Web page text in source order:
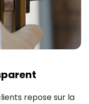
repose sur la